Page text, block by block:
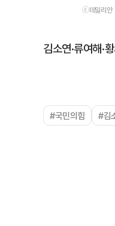
ⓒ데일리안
김소연·류여해·
#국민의힘 #김